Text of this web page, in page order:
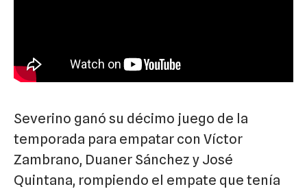
Severino ganó su décimo juego de la
temporada para empatar con Víctor
Zambrano, Duaner Sánchez y José
Quintana, rompiendo el empate que tenía